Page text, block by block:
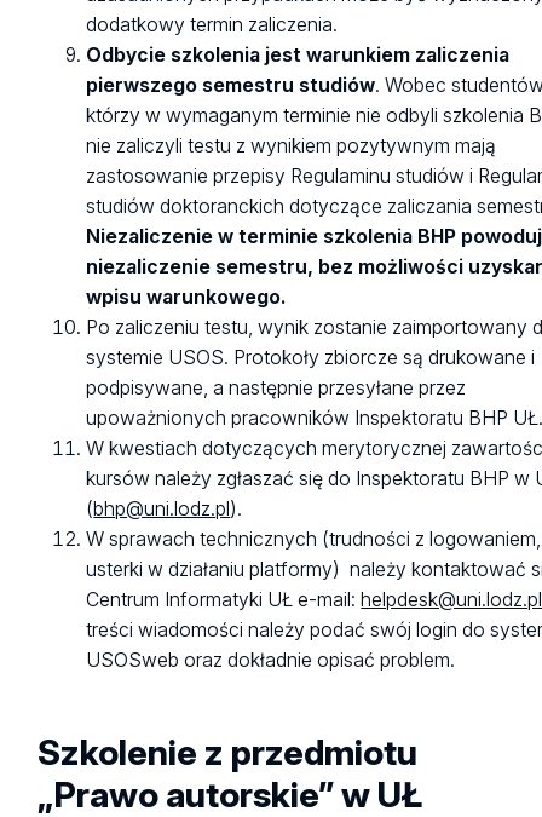
dodatkowy termin zaliczenia.
Odbycie szkolenia jest warunkiem zaliczenia
pierwszego semestru studiów. Wobec
którzy w wymaganym terminie nie odbyli szkolenia
nie zaliczyli testu z wynikiem pozytywnym mają
zastosowanie przepisy Regulaminu studiów i
studiów doktoranckich dotyczące zaliczania
Niezaliczenie w terminie szkolenia BHP
niezaliczenie semestru, bez możliwości
wpisu warunkowego.
Po zaliczeniu testu, wynik zostanie zaimportowany
systemie USOS. Protokoły zbiorcze są drukowane i
podpisywane, a następnie przesyłane przez
upoważnionych pracowników Inspektoratu BHP
W kwestiach dotyczących merytorycznej
kursów należy zgłaszać się do Inspektoratu BHP w
(bhp@uni.lodz.pl).
W sprawach technicznych (trudności z logowaniem,
usterki w działaniu platformy) należy kontaktować
Centrum Informatyki UŁ e-mail:helpdesk@uni.lodz.pl
treści wiadomości należy podać swój login do
USOSweb oraz dokładnie opisać problem.
Szkolenie z przedmiotu
„Prawo autorskie” w UŁ